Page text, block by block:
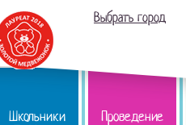
Выбрать город
Школьники Проведение